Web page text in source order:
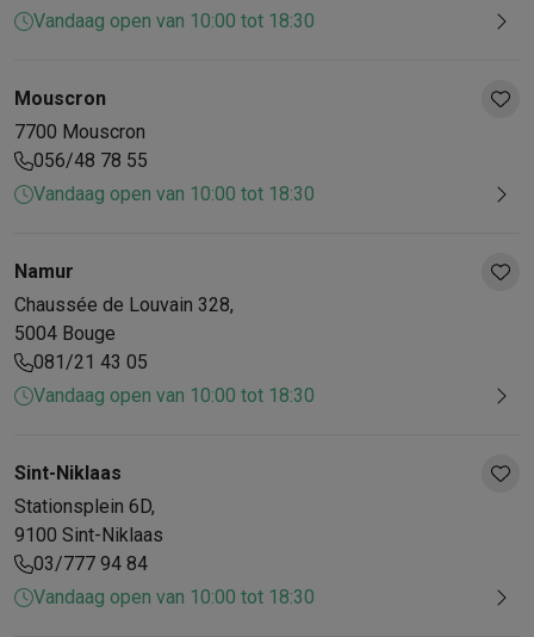
Vandaag open van 10:00 tot 18:30
Mouscron
7700 Mouscron
056/48 78 55
Vandaag open van 10:00 tot 18:30
Namur
Chaussée de Louvain 328,
5004 Bouge
081/21 43 05
Vandaag open van 10:00 tot 18:30
Sint-Niklaas
Stationsplein 6D,
9100 Sint-Niklaas
03/777 94 84
Vandaag open van 10:00 tot 18:30